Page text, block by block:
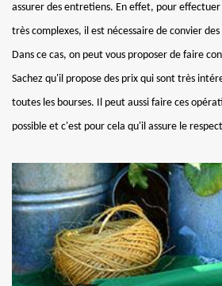
assurer des entretiens. En effet, pour
très complexes, il est nécessaire de convier
Dans ce cas, on peut vous proposer de faire
Sachez qu'il propose des prix qui sont très
toutes les bourses. Il peut aussi faire ces
possible et c'est pour cela qu'il assure le